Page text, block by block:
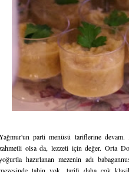
parti menüsü tariflerine
olsa da, lezzeti için değer. Orta
hazırlanan mezenin adı